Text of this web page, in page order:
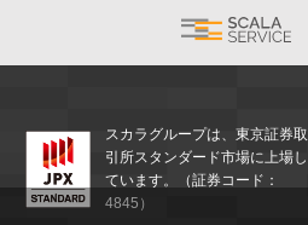
スカラグループは、東京証券取
引所スタンダード市場に上場し
ています。（証券コード：
4845）